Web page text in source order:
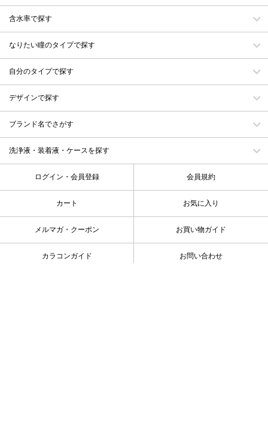
含水率で探す
なりたい瞳のタイプで探す
自分のタイプで探す
デザインで探す
ブランド名でさがす
洗浄液・装着液・ケースを探す
ログイン・会員登録 会員規約
カート お気に入り
メルマガ・クーポン お買い物ガイド
カラコンガイド お問い合わせ